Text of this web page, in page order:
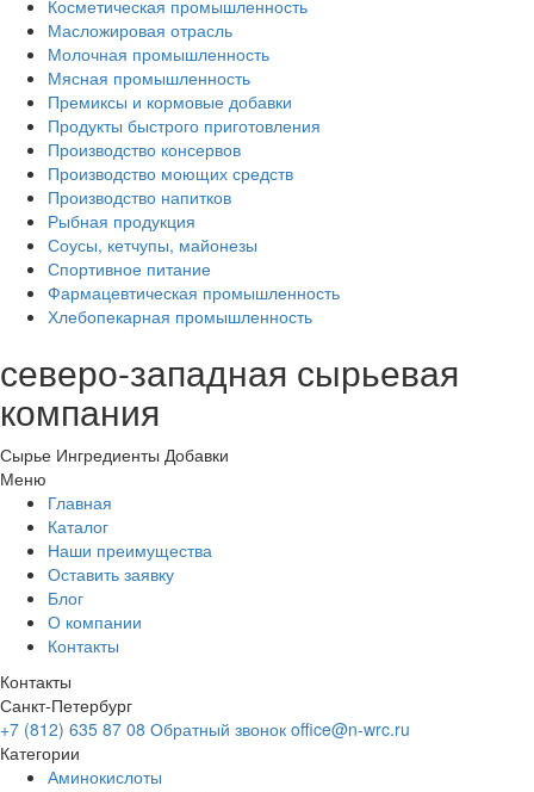
Косметическая промышленность
Масложировая отрасль
Молочная промышленность
Мясная промышленность
Премиксы и кормовые добавки
Продукты быстрого приготовления
Производство консервов
Производство моющих средств
Производство напитков
Рыбная продукция
Соусы, кетчупы, майонезы
Спортивное питание
Фармацевтическая промышленность
Хлебопекарная промышленность
северо-западная сырьевая
компания
Сырье Ингредиенты Добавки
Меню
Главная
Каталог
Наши преимущества
Оставить заявку
Блог
О компании
Контакты
Контакты
Санкт-Петербург
+7 (812) 635 87 08 Обратный звонок office@n-wrc.ru
Категории
Аминокислоты